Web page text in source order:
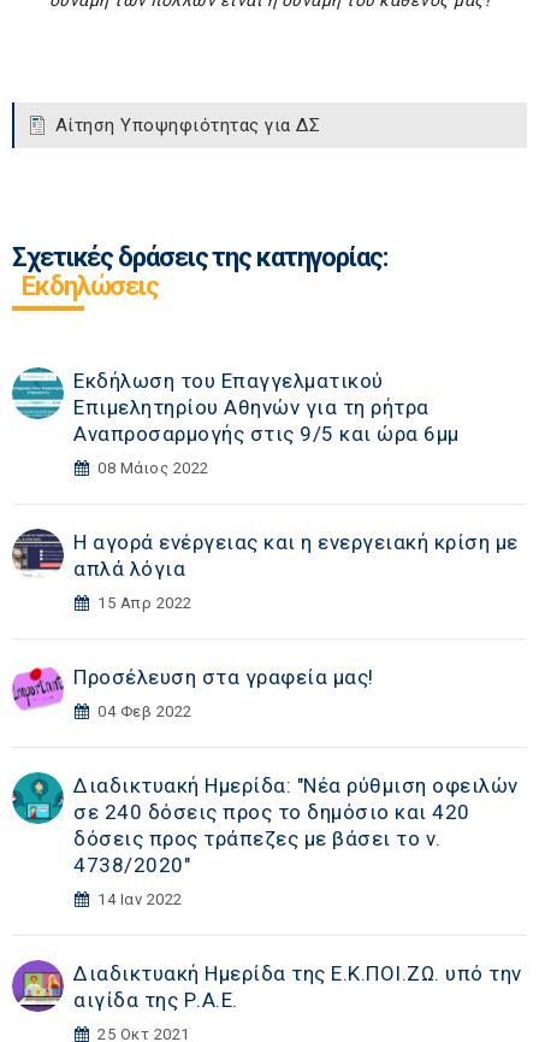
Αίτηση Υποψηφιότητας για ΔΣ
Σχετικές δράσεις της κατηγορίας:
Εκδηλώσεις
Εκδήλωση του Επαγγελματικού
Επιμελητηρίου Αθηνών για τη ρήτρα
Αναπροσαρμογής στις 9/5 και ώρα 6μμ
08 Μάιος 2022
Η αγορά ενέργειας και η ενεργειακή κρίση με
απλά λόγια
15 Απρ 2022
Προσέλευση στα γραφεία μας!
04 Φεβ 2022
Διαδικτυακή Ημερίδα: "Νέα ρύθμιση οφειλών
σε 240 δόσεις προς το δημόσιο και 420
δόσεις προς τράπεζες με βάσει το ν.
4738/2020"
14 Ιαν 2022
Διαδικτυακή Ημερίδα της Ε.Κ.ΠΟΙ.ΖΩ. υπό την
αιγίδα της Ρ.Α.Ε.
25 Οκτ 2021